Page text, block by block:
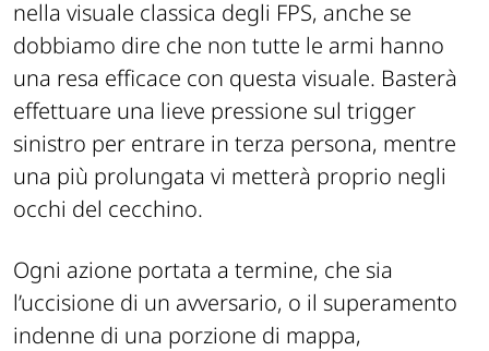
nella visuale classica degli FPS, anche se
dobbiamo dire che non tutte le armi hanno
una resa efficace con questa visuale. Basterà
effettuare una lieve pressione sul trigger
sinistro per entrare in terza persona, mentre
una più prolungata vi metterà proprio negli
occhi del cecchino.
Ogni azione portata a termine, che sia
l’uccisione di un avversario, o il superamento
indenne di una porzione di mappa,